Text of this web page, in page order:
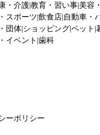
・介護教育・習い事 美容
スポーツ 飲食店 自動車・
団体 ショッピングペット
イベント 歯科
ーポリシー